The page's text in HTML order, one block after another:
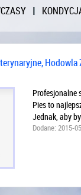
Hodowla
Profesjonalne
Pies to
Jednak, aby
Dodane: 2015-